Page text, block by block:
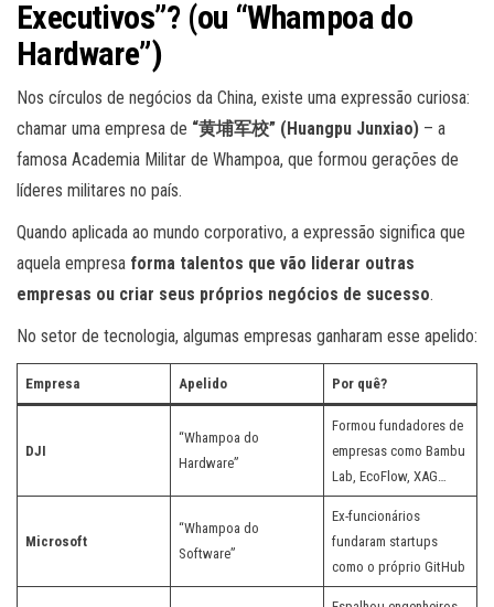
Executivos”? (ou “Whampoa do
Hardware”)
Nos círculos de negócios da China, existe uma expressão curiosa:
chamar uma empresa de “黄埔军校” (Huangpu Junxiao) – a
famosa Academia Militar de Whampoa, que formou gerações de
líderes militares no país.
Quando aplicada ao mundo corporativo, a expressão significa que
aquela empresa forma talentos que vão liderar outras
empresas ou criar seus próprios negócios de sucesso.
No setor de tecnologia, algumas empresas ganharam esse apelido:
Empresa Apelido Por quê?
DJI
“Whampoa do
Hardware”
Formou fundadores de
empresas como Bambu
Lab, EcoFlow, XAG…
Microsoft
“Whampoa do
Software”
Ex-funcionários
fundaram startups
como o próprio GitHub